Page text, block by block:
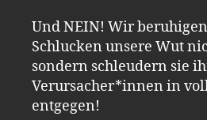
Und NEIN! Wir
Schlucken unsere Wut
sondern schleudern sie
Verursacher*innen in
entgegen!